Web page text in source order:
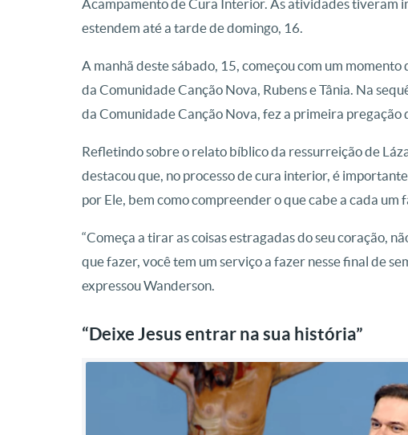
Acampamento de Cura Interior. As atividades tiveram
estendem até a tarde de domingo, 16.
A manhã deste sábado, 15, começou com um
da Comunidade Canção Nova, Rubens e Tânia. Na
da Comunidade Canção Nova, fez a primeira pregação
Refletindo sobre o relato bíblico da ressurreição de
destacou que, no processo de cura interior, é
por Ele, bem como compreender o que cabe a cada um
“Começa a tirar as coisas estragadas do seu coração,
que fazer, você tem um serviço a fazer nesse final de
expressou Wanderson.
“Deixe Jesus entrar na sua história”